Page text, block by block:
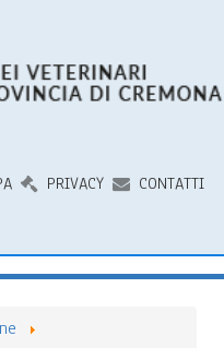
PRIVACY CONTATTI